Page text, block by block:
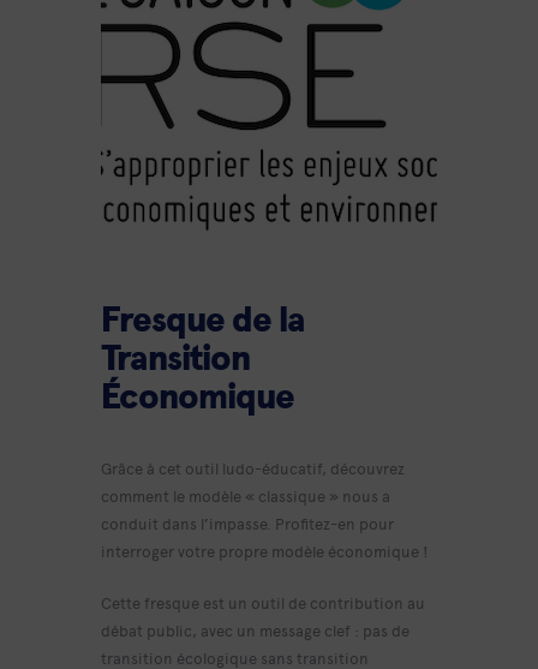
Fresque de la
Transition
Économique
Grâce à cet outil ludo-éducatif, découvrez
comment le modèle « classique » nous a
conduit dans l’impasse. Profitez-en pour
interroger votre propre modèle économique !
Cette fresque est un outil de contribution au
débat public, avec un message clef : pas de
transition écologique sans transition